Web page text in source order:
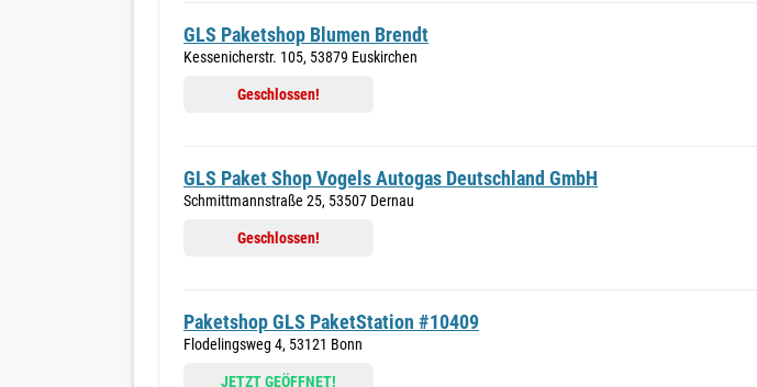
GLS Paketshop Blumen Brendt
Kessenicherstr. 105, 53879 Euskirchen
Geschlossen!
GLS Paket Shop Vogels Autogas Deutschland GmbH
Schmittmannstraße 25, 53507 Dernau
Geschlossen!
Paketshop GLS PaketStation #10409
Flodelingsweg 4, 53121 Bonn
JETZT GEÖFFNET!